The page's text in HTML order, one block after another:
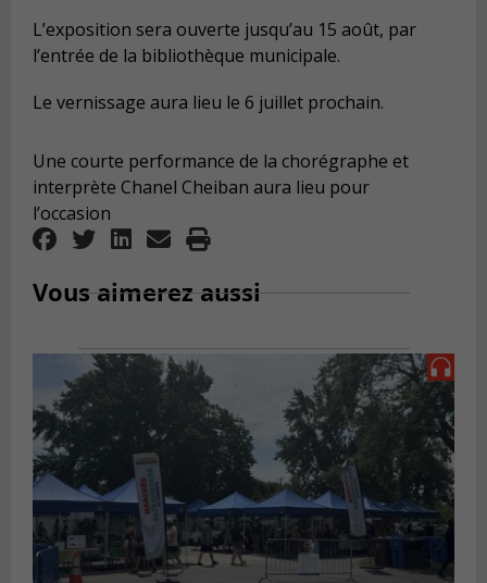
L’exposition sera ouverte jusqu’au 15 août, par
l’entrée de la bibliothèque municipale.
Le vernissage aura lieu le 6 juillet prochain.
Une courte performance de la chorégraphe et
interprète Chanel Cheiban aura lieu pour
l’occasion
Vous aimerez aussi